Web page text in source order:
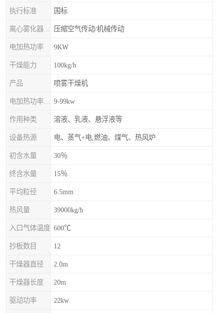
执行标准 国标
压缩空气传动/机械传动
电加热功率 9KW
干燥能力 100kg/h
产品 喷雾干燥机
9-99kw
作用种类 溶液、乳液、悬浮液等
设备热源 电、蒸气+电,燃油、煤气、热风炉
初含水量 30％
终含水量 15％
平均粒径 6.5mm
热风量 39000kg/h
入口气体温度 600℃
抄板数目 12
干燥器直径 2.0m
干燥器长度 20m
驱动功率 22kw